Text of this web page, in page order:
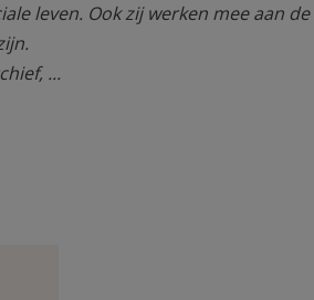
leven. Ook zij werken mee aan
...